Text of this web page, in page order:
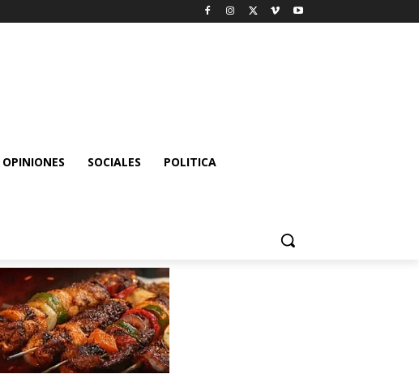
OPINIONES SOCIALES POLITICA